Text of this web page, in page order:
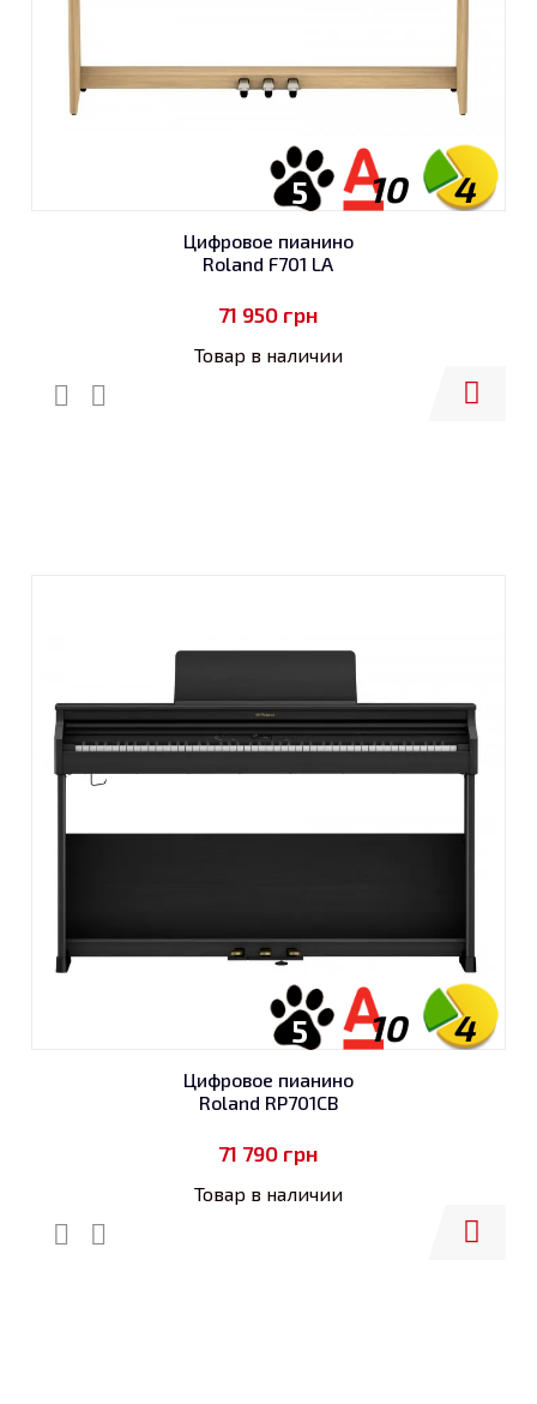
4
10
5
Цифровое пианино
Roland F701 LA
71 950 грн
Товар в наличии
4
10
5
Цифровое пианино
Roland RP701CB
71 790 грн
Товар в наличии